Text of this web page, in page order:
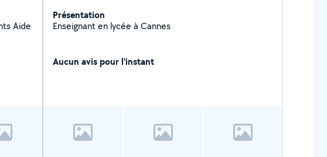
Présentation
Enseignant en lycée à Cannes
Aucun avis pour l'instant